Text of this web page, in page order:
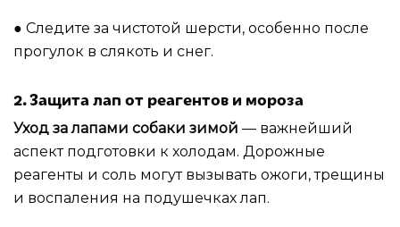
● Следите за чистотой шерсти, особенно после
прогулок в слякоть и снег.
2. Защита лап от реагентов и мороза
Уход за лапами собаки зимой — важнейший
аспект подготовки к холодам. Дорожные
реагенты и соль могут вызывать ожоги, трещины
и воспаления на подушечках лап.